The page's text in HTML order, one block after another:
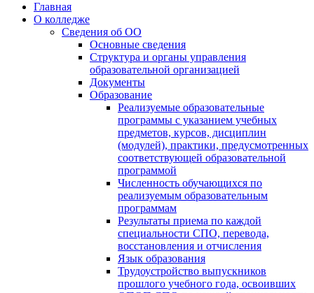
Главная
О колледже
Сведения об ОО
Основные сведения
Структура и органы управления
образовательной организацией
Документы
Образование
Реализуемые образовательные
программы с указанием учебных
предметов, курсов, дисциплин
(модулей), практики, предусмотренных
соответствующей образовательной
программой
Численность обучающихся по
реализуемым образовательным
программам
Результаты приема по каждой
специальности СПО, перевода,
восстановления и отчисления
Язык образования
Трудоустройство выпускников
прошлого учебного года, освоивших